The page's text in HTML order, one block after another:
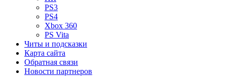
PS3
PS4
Xbox 360
PS Vita
Читы и подсказки
Карта сайта
Обратная связи
Новости партнеров